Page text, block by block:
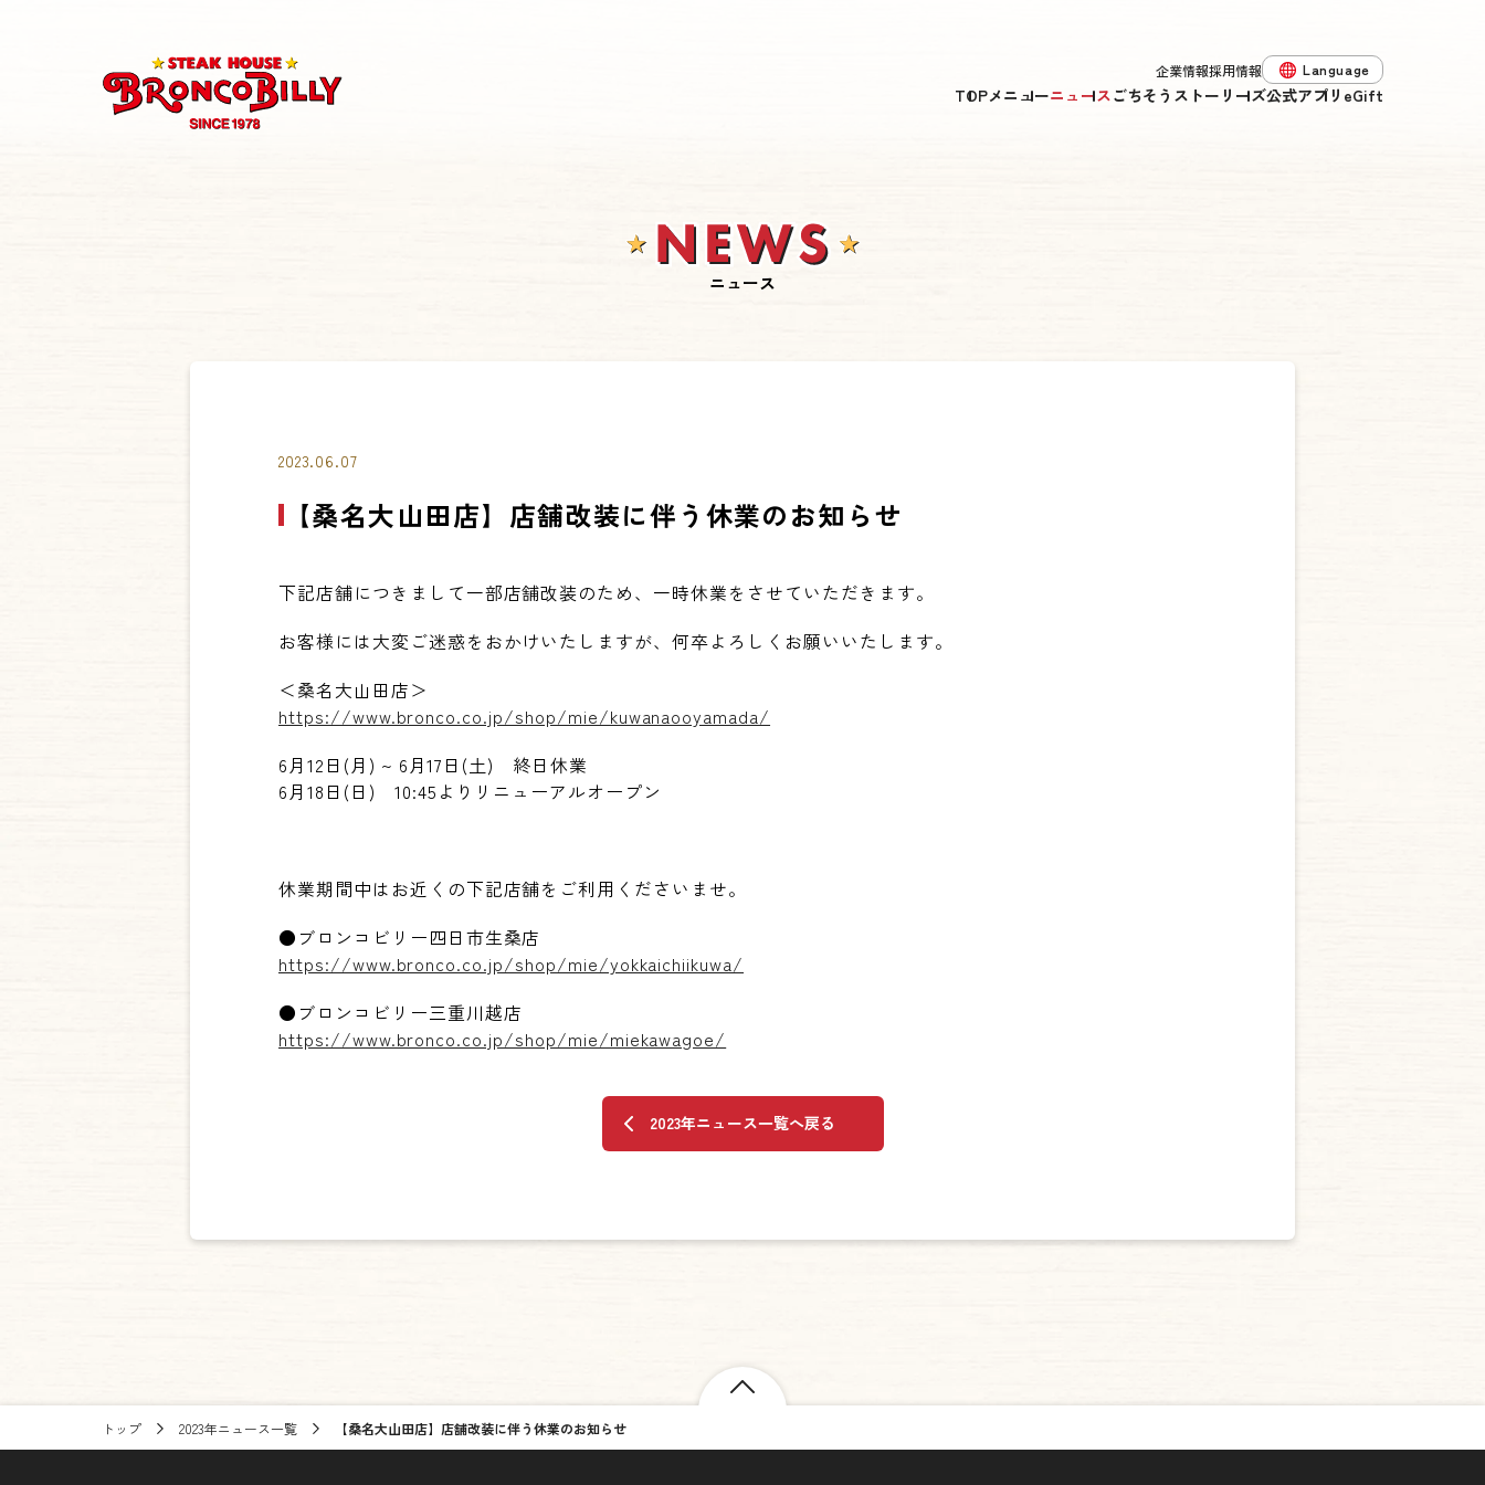
TOPメニューニュースごちそうストーリーズ公式アプリ eGift
企業情報採用情報 Language
한국어
ニュース
2023.06.07
【桑名大山田店】店舗改装に伴う休業のお知らせ
下記店舗につきまして一部店舗改装のため、一時休業をさせていただきます。
お客様には大変ご迷惑をおかけいたしますが、何卒よろしくお願いいたします。
＜桑名大山田店＞
https://www.bronco.co.jp/shop/mie/kuwanaooyamada/
6月12日(月) ~ 6月17日(土) 終日休業
6月 18 日 ( 日 ) 10:45 よりリニューアルオープン
休業期間中はお近くの下記店舗をご利用くださいませ。
●ブロンコビリー四日市生桑店
https://www.bronco.co.jp/shop/mie/yokkaichiikuwa/
●ブロンコビリー三重川越店
https://www.bronco.co.jp/shop/mie/miekawagoe/
2023年ニュース一覧へ戻る
トップ 2023年ニュース一覧 【桑名大山田店】店舗改装に伴う休業のお知らせ